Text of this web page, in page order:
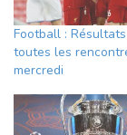
Football :
toutes les
mercredi